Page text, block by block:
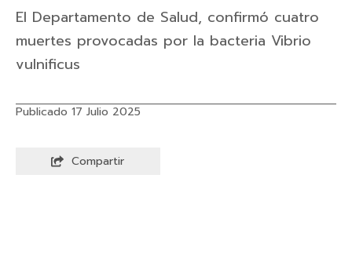
El Departamento de Salud, confirmó cuatro
muertes provocadas por la bacteria Vibrio
vulnificus
Publicado 17 Julio 2025
Compartir